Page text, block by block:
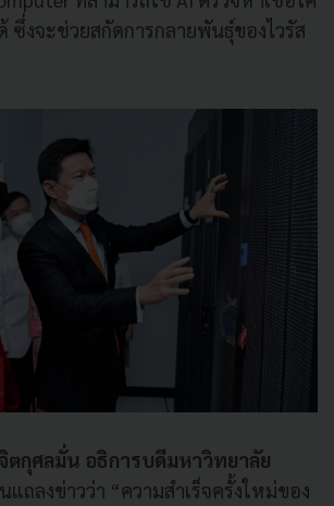
ซึ่งจะช่วยสกัดการกลายพันธุ์ของไวรัส
ตกุศลมั่น อธิการบดีมหาวิทยาลัย
แถลงข่าวว่า “ความสำเร็จครั้งใหม่ของ